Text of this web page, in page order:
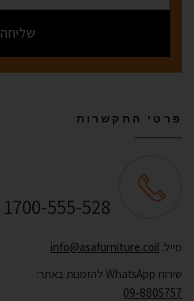
שליחה
פרטי התקשרות
1700-555-528
מייל: info@asafurniture.coil
שירות WhatsApp להזמנות באתר:
09-8805757